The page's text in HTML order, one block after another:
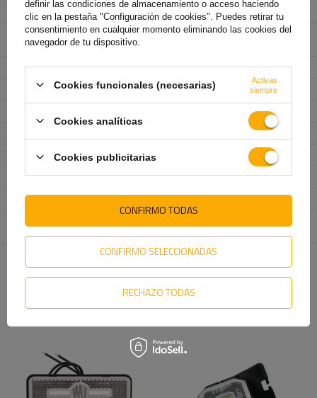
Tensión
12/24 V
Funciones de la lámpara
luz de gálibo delantera,piloto trasero,
luz de posición lateral
Cable para luces de gálibo plano
Longitud del cable
0,5 m
97 mm
Altura
96 mm
Profundidad
52 mm
Entidad responsable de
este producto en la UE
TE VA A INTERESAR
definir las condiciones de almacenamiento o acceso haciendo
clic en la pestaña "Configuración de cookies". Puedes retirar tu
consentimiento en cualquier momento eliminando las cookies del
navegador de tu dispositivo.
Cookies funcionales (necesarias)
Activas
siempre
Cookies analíticas
Cookies publicitarias
CONFIRMO SELECCIONADAS
RECHAZO TODAS
CONFIRMO TODAS